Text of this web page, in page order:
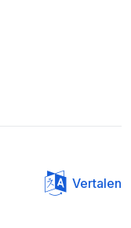
Vertalen